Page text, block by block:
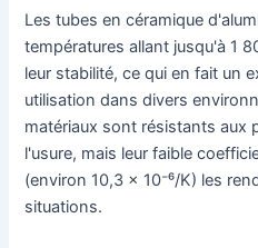
Les tubes en céramique
températures allant jusqu'à 1
leur stabilité, ce qui en fait un
utilisation dans divers
matériaux sont résistants aux
l'usure, mais leur faible
(environ 10,3 × 10⁻⁶/K) les
situations.